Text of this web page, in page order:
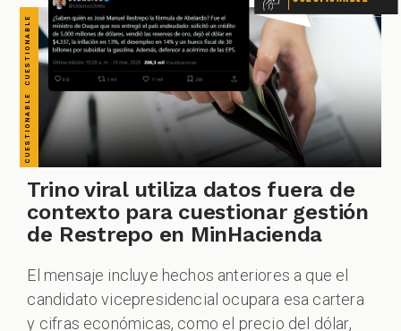
Trino viral utiliza datos fuera de
contexto para cuestionar gestión
de Restrepo en MinHacienda
El mensaje incluye hechos anteriores a que el
candidato vicepresidencial ocupara esa cartera
y cifras económicas, como el precio del dólar,